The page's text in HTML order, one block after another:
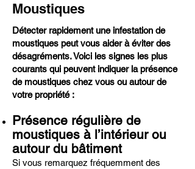
Moustiques
Détecter rapidement une infestation de
moustiques peut vous aider à éviter des
désagréments. Voici les signes les plus
courants qui peuvent indiquer la présence
de moustiques chez vous ou autour de
votre propriété :
Présence régulière de
moustiques à l’intérieur ou
autour du bâtiment
Si vous remarquez fréquemment des